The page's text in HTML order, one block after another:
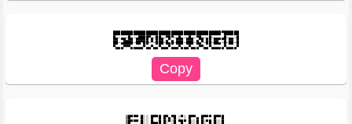
███████████████████████████████████████████▀██████
█▄─▄▄─█▄─▄████▀▄─██▄─▀█▀─▄█▄─▄█▄─▀█▄─▄█─▄▄▄▄█─▄▄─█
██─▄████─██▀██─▀─███─█▄█─███─███─█▄▀─██─██▄─█─██─█
▒█▀▀▀ █░░ █▀▀█ █▀▄▀█ ░▀░ █▀▀▄ █▀▀▀ █▀▀█
▒█▀▀▀ █░░ █▄▄█ █░▀░█ ▀█▀ █░░█ █░▀█ █░░█